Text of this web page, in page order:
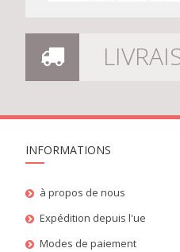
INFORMATIONS
à propos de nous
Expédition depuis l'ue
Modes de paiement